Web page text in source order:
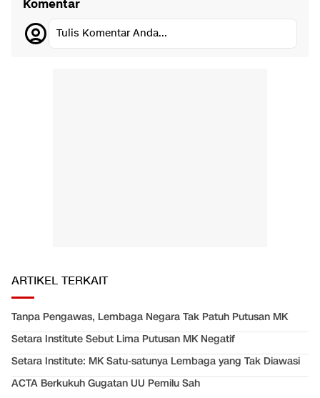
Komentar
Tulis Komentar Anda...
ARTIKEL TERKAIT
Tanpa Pengawas, Lembaga Negara Tak Patuh Putusan MK
Setara Institute Sebut Lima Putusan MK Negatif
Setara Institute: MK Satu-satunya Lembaga yang Tak Diawasi
ACTA Berkukuh Gugatan UU Pemilu Sah